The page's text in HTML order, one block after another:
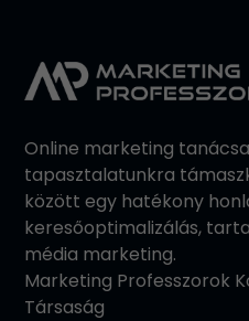
Online marketing
tapasztalatunkra
között egy hatékony
keresőoptimalizálás,
média marketing.
Marketing Professzorok
Társaság